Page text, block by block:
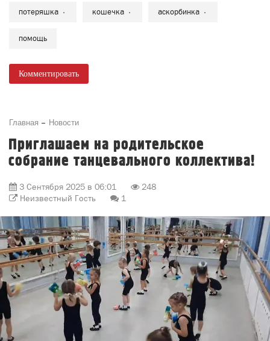
потеряшка кошечка аскорбинка
помощь
Комментировать
Главная Новости
Приглашаем на родительское
собрание танцевального коллектива!
3 Сентября 2025 в 06:01
248
Неизвестный Гость
1